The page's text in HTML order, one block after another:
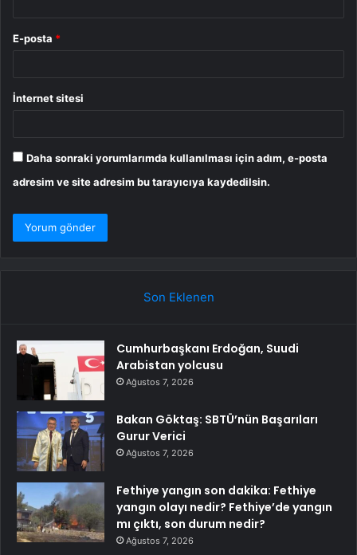
E-posta *
İnternet sitesi
Daha sonraki yorumlarımda kullanılması için adım, e-posta
adresim ve site adresim bu tarayıcıya kaydedilsin.
Son Eklenen
Cumhurbaşkanı Erdoğan, Suudi
Arabistan yolcusu
Ağustos 7, 2026
Bakan Göktaş: SBTÜ’nün Başarıları
Gurur Verici
Ağustos 7, 2026
Fethiye yangın son dakika: Fethiye
yangın olayı nedir? Fethiye’de yangın
mı çıktı, son durum nedir?
Ağustos 7, 2026